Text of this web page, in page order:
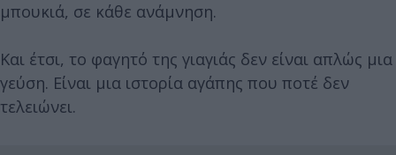
μπουκιά, σε κάθε ανάμνηση.
Και έτσι, το φαγητό της γιαγιάς δεν είναι απλώς μια
γεύση. Είναι μια ιστορία αγάπης που ποτέ δεν
τελειώνει.